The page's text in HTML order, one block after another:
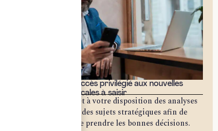
Bénéficiez d'un accès privilégié aux nouvelles
opportunités fiscales à saisir
Notre cabinet met à votre disposition des analyses
approfondies sur des sujets stratégiques afin de
vous permettre de prendre les bonnes décisions.